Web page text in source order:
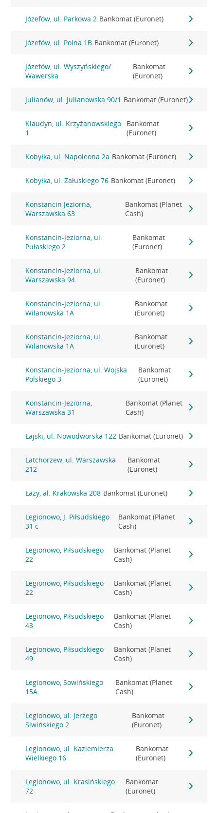
Józefów, ul. Parkowa 2 Bankomat (Euronet)
Józefów, ul. Polna 1B Bankomat (Euronet)
Józefów, ul. Wyszyńskiego/
Wawerska
Bankomat
(Euronet)
Julianów, ul. Julianowska 90/1 Bankomat (Euronet)
Klaudyn, ul. Krzyżanowskiego
1
Bankomat
(Euronet)
Kobyłka, ul. Napoleona 2a Bankomat (Euronet)
Kobyłka, ul. Załuskiego 76 Bankomat (Euronet)
Konstancin Jeziorna,
Warszawska 63
Bankomat (Planet
Cash)
Konstancin-Jeziorna, ul.
Pułaskiego 2
Bankomat
(Euronet)
Konstancin-Jeziorna, ul.
Warszawska 94
Bankomat
(Euronet)
Konstancin-Jeziorna, ul.
Wilanowska 1A
Bankomat
(Euronet)
Konstancin-Jeziorna, ul.
Wilanowska 1A
Bankomat
(Euronet)
Konstancin-Jeziorna, ul. Wojska
Polskiego 3
Bankomat
(Euronet)
Konstancin-Jeziorna,
Warszawska 31
Bankomat (Planet
Cash)
Łajski, ul. Nowodworska 122 Bankomat (Euronet)
Latchorzew, ul. Warszawska
212
Bankomat
(Euronet)
Łazy, al. Krakowska 208 Bankomat (Euronet)
Legionowo, J. Piłsudskiego
31 c
Bankomat (Planet
Cash)
Legionowo, Piłsudskiego
22
Bankomat (Planet
Cash)
Legionowo, Piłsudskiego
22
Bankomat (Planet
Cash)
Legionowo, Piłsudskiego
43
Bankomat (Planet
Cash)
Legionowo, Piłsudskiego
49
Bankomat (Planet
Cash)
Legionowo, Sowińskiego
15A
Bankomat (Planet
Cash)
Legionowo, ul. Jerzego
Siwińskiego 2
Bankomat
(Euronet)
Legionowo, ul. Kaziemierza
Wielkiego 16
Bankomat
(Euronet)
Legionowo, ul. Krasińskiego
72
Bankomat
(Euronet)